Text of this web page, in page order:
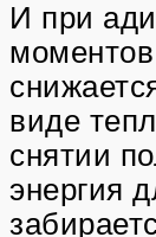
И при
виде
снятии
энергия